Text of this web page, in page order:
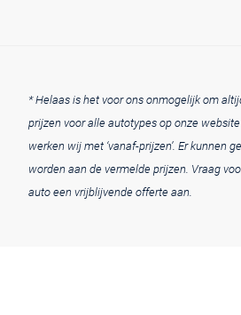
* Helaas is het voor ons onmogelijk om
prijzen voor alle autotypes op onze
werken wij met ‘vanaf-prijzen’. Er kunnen
worden aan de vermelde prijzen. Vraag
auto een vrijblijvende offerte aan.